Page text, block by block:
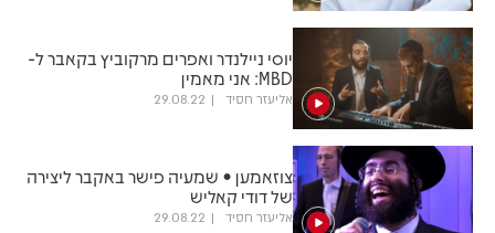
יוסי ניילנדר ואפרים מרקוביץ בקאבר ל-
MBD: אני מאמין
אליעזר חסיד 29.08.22
צוזאמען • שמעיה פישר באקבר ליצירה
של דודי קאליש
אליעזר חסיד 29.08.22